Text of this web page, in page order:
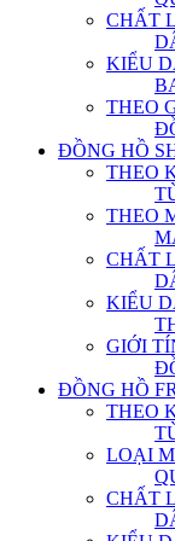
CHẤT
KIỂU
THEO
ĐỒNG HỒ
THEO
THEO
CHẤT
KIỂU
GIỚI
ĐỒNG HỒ
THEO
LOẠI
CHẤT